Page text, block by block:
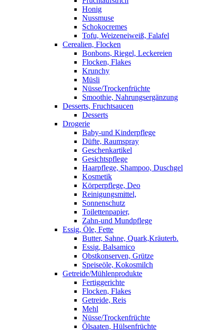
Honig
Nussmuse
Schokocremes
Tofu, Weizeneiweiß, Falafel
Cerealien, Flocken
Bonbons, Riegel, Leckereien
Flocken, Flakes
Krunchy
Müsli
Nüsse/Trockenfrüchte
Smoothie, Nahrungsergänzung
Desserts, Fruchtsaucen
Desserts
Drogerie
Baby-und Kinderpflege
Düfte, Raumspray
Geschenkartikel
Gesichtspflege
Haarpflege, Shampoo, Duschgel
Kosmetik
Körperpflege, Deo
Reinigungsmittel,
Sonnenschutz
Toilettenpapier,
Zahn-und Mundpflege
Essig, Öle, Fette
Butter, Sahne, Quark,Kräuterb.
Essig, Balsamico
Obstkonserven, Grütze
Speiseöle, Kokosmilch
Getreide/Mühlenprodukte
Fertiggerichte
Flocken, Flakes
Getreide, Reis
Mehl
Nüsse/Trockenfrüchte
Ölsaaten, Hülsenfrüchte